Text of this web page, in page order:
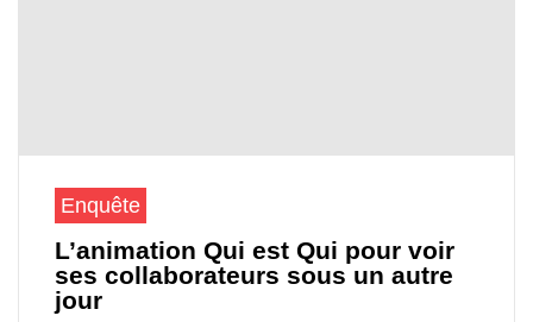
Enquête
L’animation Qui est Qui pour voir
ses collaborateurs sous un autre
jour